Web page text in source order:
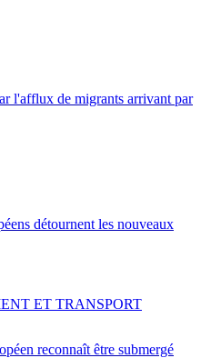
l'afflux de migrants arrivant par
détournent les nouveaux
reconnaît être submergé
ET TRANSPORT